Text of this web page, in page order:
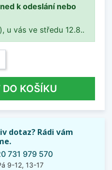
k odeslání nebo
u vás ve středu 12.8..
DO KOŠÍKU
dotaz? Rádi vám
731 979 570
9-12, 13-17